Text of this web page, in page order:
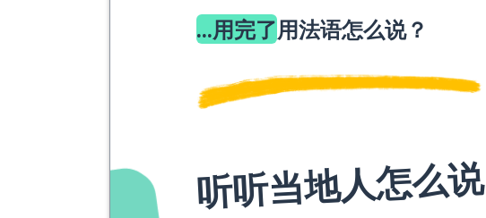
...用完了用法语怎么说？
听听当地人怎么说